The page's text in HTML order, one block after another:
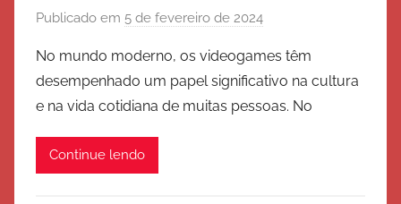
Publicado em 5 de fevereiro de 2024
r
E
x
No mundo moderno, os videogames têm
desempenhado um papel significativo na cultura
e na vida cotidiana de muitas pessoas. No
Continue lendo